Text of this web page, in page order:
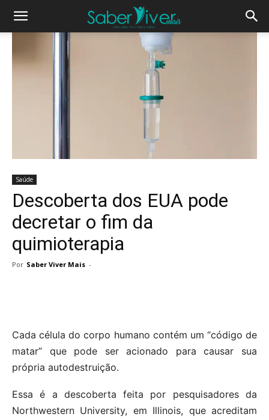
Saúde
Descoberta dos EUA pode
decretar o fim da
quimioterapia
Por Saber Viver Mais -
Cada célula do corpo humano contém um “código de
matar” que pode ser acionado para causar sua
própria autodestruição.
Essa é a descoberta feita por pesquisadores da
Northwestern University, em Illinois, que acreditam